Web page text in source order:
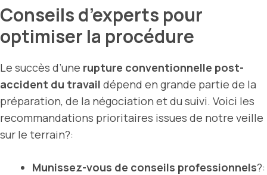
Conseils d’experts pour
optimiser la procédure
Le succès d’une rupture conventionnelle post-
accident du travail dépend en grande partie de la
préparation, de la négociation et du suivi. Voici les
recommandations prioritaires issues de notre veille
sur le terrain?:
Munissez-vous de conseils professionnels?: